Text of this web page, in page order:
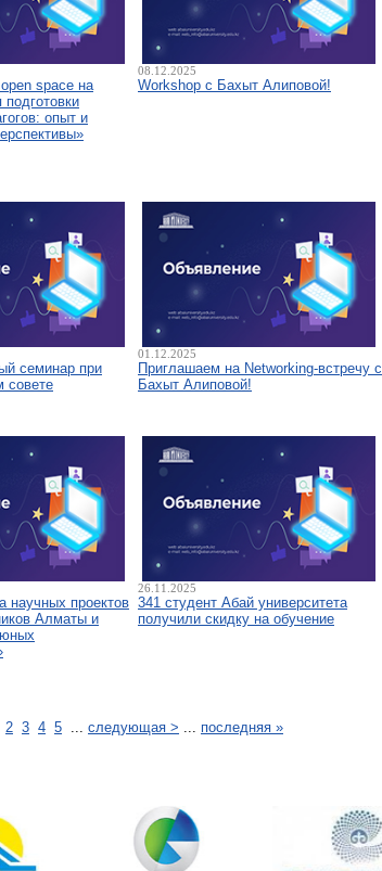
space на
опыт и
08.12.2025
Workshop с Бахыт Алиповой!
семинар при
совете
01.12.2025
Приглашаем на Networking-встречу с
Бахыт Алиповой!
научных проектов
Алматы и
26.11.2025
341 студент Абай университета
получили скидку на обучение
2 3 4 5 ... следующая > ... последняя »